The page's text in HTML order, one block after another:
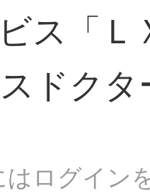
ス「
ドク
はログイン